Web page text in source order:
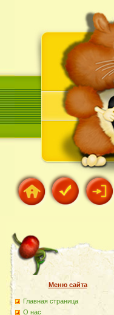
Меню сайта
Главная страница
О наc